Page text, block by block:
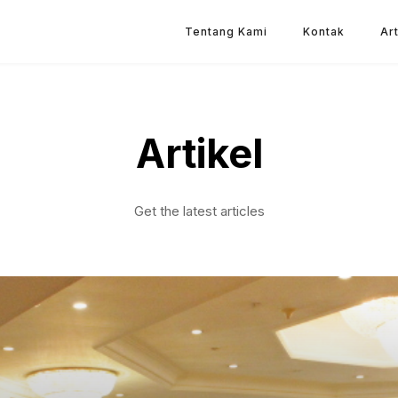
Tentang Kami Kontak
Artikel
Get the latest articles